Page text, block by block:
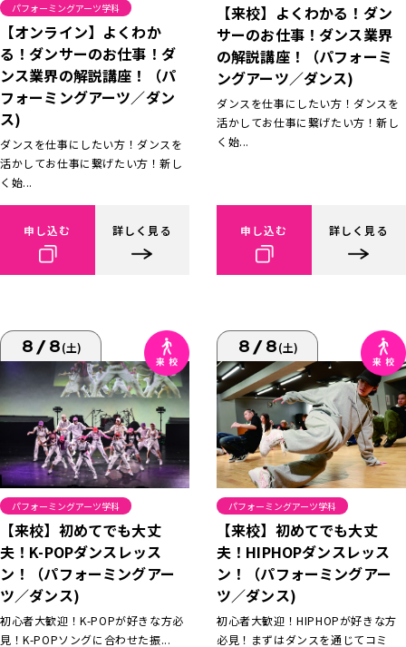
パフォーミングアーツ学科
【オンライン】よくわか
る！ダンサーのお仕事！ダ
ンス業界の解説講座！（パ
フォーミングアーツ／ダン
ス)
ダンスを仕事にしたい方！ダンスを
活かしてお仕事に繋げたい方！新し
く始...
申し込む 詳しく見る
【来校】よくわかる！ダン
サーのお仕事！ダンス業界
の解説講座！（パフォーミ
ングアーツ／ダンス)
ダンスを仕事にしたい方！ダンスを
活かしてお仕事に繋げたい方！新し
く始...
申し込む 詳しく見る
8/8(土)
パフォーミングアーツ学科
【来校】初めてでも大丈
夫！K-POPダンスレッス
ン！（パフォーミングアー
ツ／ダンス)
初心者大歓迎！K-POPが好きな方必
見！K-POPソングに合わせた振...
8/8(土)
パフォーミングアーツ学科
【来校】初めてでも大丈
夫！HIPHOPダンスレッス
ン！（パフォーミングアー
ツ／ダンス)
初心者大歓迎！HIPHOPが好きな方
必見！まずはダンスを通じてコミ